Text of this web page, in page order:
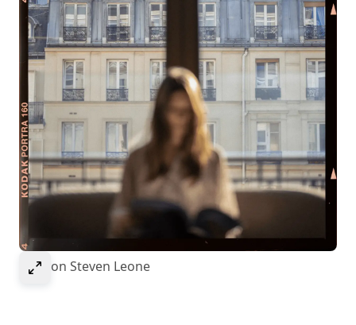
Select to expand image
Bild von Steven Leone